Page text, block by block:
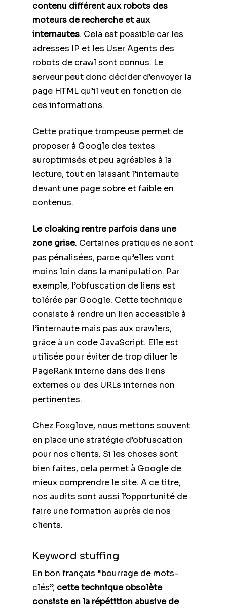
contenu différent aux robots des
moteurs de recherche et aux
internautes. Cela est possible car les
adresses IP et les User Agents des
robots de crawl sont connus. Le
serveur peut donc décider d’envoyer la
page HTML qu’il veut en fonction de
ces informations.
Cette pratique trompeuse permet de
proposer à Google des textes
suroptimisés et peu agréables à la
lecture, tout en laissant l’internaute
devant une page sobre et faible en
contenus.
Le cloaking rentre parfois dans une
zone grise. Certaines pratiques ne sont
pas pénalisées, parce qu’elles vont
moins loin dans la manipulation. Par
exemple, l’obfuscation de liens est
tolérée par Google. Cette technique
consiste à rendre un lien accessible à
l’internaute mais pas aux crawlers,
grâce à un code JavaScript. Elle est
utilisée pour éviter de trop diluer le
PageRank interne dans des liens
externes ou des URLs internes non
pertinentes.
Chez Foxglove, nous mettons souvent
en place une stratégie d’obfuscation
pour nos clients. Si les choses sont
bien faites, cela permet à Google de
mieux comprendre le site. A ce titre,
nos audits sont aussi l’opportunité de
faire une formation auprès de nos
clients.
Keyword stuffing
En bon français “bourrage de mots-
clés”, cette technique obsolète
consiste en la répétition abusive de